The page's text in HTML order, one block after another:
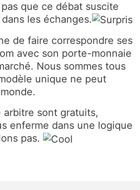
que ce débat suscite
les échanges.
de faire correspondre ses
avec son porte-monnaie
Nous sommes tous
unique ne peut
arbitre sont gratuits,
enferme dans une logique
pas.